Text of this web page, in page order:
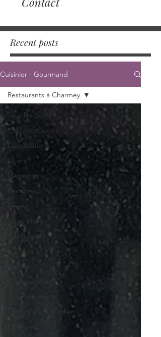
Recent posts
Cuisinier - Gourmand
Tous les posts
Café-Restaurant
Dégustation
Divers
Mets et vins
Recettes
Elevé
Assez élevé
Raisonnable
Pas cher
Au Top
Bon moment
Un flop à vite oublier
Restaurants à Charmey